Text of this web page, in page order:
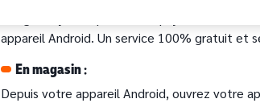
Google Pay vous permet de payer
appareil Android. Un service 100% gratuit et
En magasin :
Depuis votre appareil Android, ouvrez votre